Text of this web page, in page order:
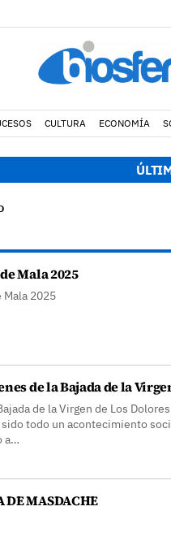
CULTURA ECONOMÍA
a Yonathan de León y a
Mala 2025
Mala 2025
de la Bajada de la
de la Virgen de Los
todo un acontecimiento
a…
DE MASDACHE